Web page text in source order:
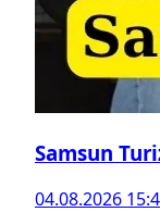
Samsun
04.08.2026